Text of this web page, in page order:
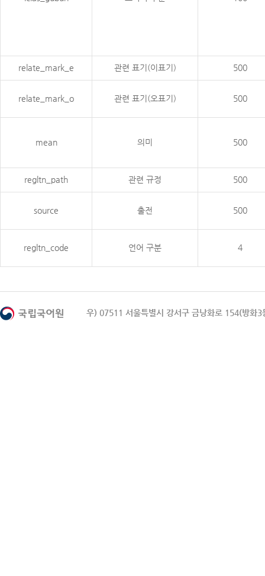
relate_mark_e 관련 표기(이표기) 500
relate_mark_o 관련 표기(오표기) 500
mean 의미 500
regltn_path 관련 규정 500
source 출전 500
regltn_code 언어 구분 4
우) 07511 서울특별시 강서구 금낭화로 154(방화3